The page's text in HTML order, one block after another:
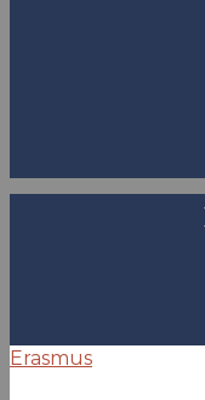
Erasmus